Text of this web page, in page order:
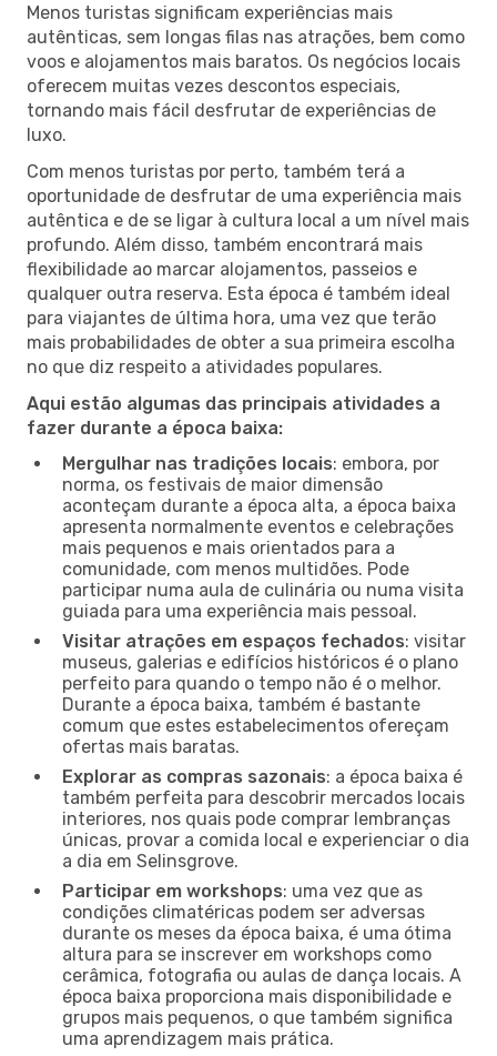
Menos turistas significam experiências mais
autênticas, sem longas filas nas atrações, bem como
voos e alojamentos mais baratos. Os negócios locais
oferecem muitas vezes descontos especiais,
tornando mais fácil desfrutar de experiências de
luxo.
Com menos turistas por perto, também terá a
oportunidade de desfrutar de uma experiência mais
autêntica e de se ligar à cultura local a um nível mais
profundo. Além disso, também encontrará mais
flexibilidade ao marcar alojamentos, passeios e
qualquer outra reserva. Esta época é também ideal
para viajantes de última hora, uma vez que terão
mais probabilidades de obter a sua primeira escolha
no que diz respeito a atividades populares.
Aqui estão algumas das principais atividades a
fazer durante a época baixa:
Mergulhar nas tradições locais: embora, por
norma, os festivais de maior dimensão
aconteçam durante a época alta, a época baixa
apresenta normalmente eventos e celebrações
mais pequenos e mais orientados para a
comunidade, com menos multidões. Pode
participar numa aula de culinária ou numa visita
guiada para uma experiência mais pessoal.
Visitar atrações em espaços fechados: visitar
museus, galerias e edifícios históricos é o plano
perfeito para quando o tempo não é o melhor.
Durante a época baixa, também é bastante
comum que estes estabelecimentos ofereçam
ofertas mais baratas.
Explorar as compras sazonais: a época baixa é
também perfeita para descobrir mercados locais
interiores, nos quais pode comprar lembranças
únicas, provar a comida local e experienciar o dia
a dia em Selinsgrove.
Participar em workshops: uma vez que as
condições climatéricas podem ser adversas
durante os meses da época baixa, é uma ótima
altura para se inscrever em workshops como
cerâmica, fotografia ou aulas de dança locais. A
época baixa proporciona mais disponibilidade e
grupos mais pequenos, o que também significa
uma aprendizagem mais prática.